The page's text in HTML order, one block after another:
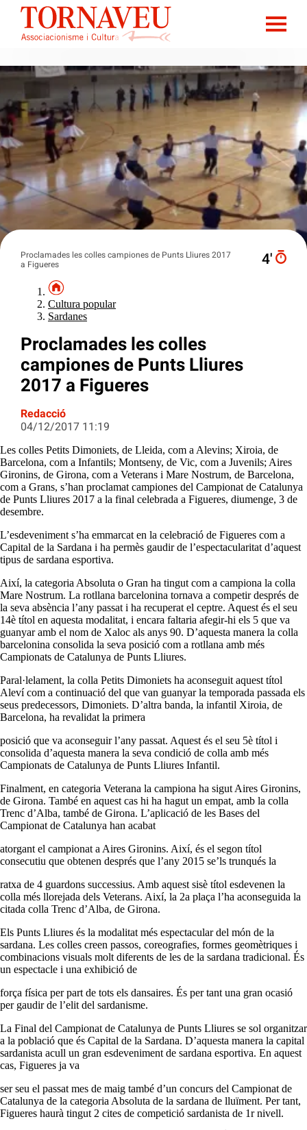
Proclamades les colles campiones de Punts Lliures 2017
a Figueres
4′
Cultura popular
Sardanes
Proclamades les colles
campiones de Punts Lliures
2017 a Figueres
Redacció
04/12/2017 11:19
Les colles Petits Dimoniets, de Lleida, com a Alevins; Xiroia, de
Barcelona, com a Infantils; Montseny, de Vic, com a Juvenils; Aires
Gironins, de Girona, com a Veterans i Mare Nostrum, de Barcelona,
com a Grans, s’han proclamat campiones del Campionat de Catalunya
de Punts Lliures 2017 a la final celebrada a Figueres, diumenge, 3 de
desembre.
L’esdeveniment s’ha emmarcat en la celebració de Figueres com a
Capital de la Sardana i ha permès gaudir de l’espectacularitat d’aquest
tipus de sardana esportiva.
Així, la categoria Absoluta o Gran ha tingut com a campiona la colla
Mare Nostrum. La rotllana barcelonina tornava a competir després de
la seva absència l’any passat i ha recuperat el ceptre. Aquest és el seu
14è títol en aquesta modalitat, i encara faltaria afegir-hi els 5 que va
guanyar amb el nom de Xaloc als anys 90. D’aquesta manera la colla
barcelonina consolida la seva posició com a rotllana amb més
Campionats de Catalunya de Punts Lliures.
Paral·lelament, la colla Petits Dimoniets ha aconseguit aquest títol
Aleví com a continuació del que van guanyar la temporada passada els
seus predecessors, Dimoniets. D’altra banda, la infantil Xiroia, de
Barcelona, ha revalidat la primera
posició que va aconseguir l’any passat. Aquest és el seu 5è títol i
consolida d’aquesta manera la seva condició de colla amb més
Campionats de Catalunya de Punts Lliures Infantil.
Finalment, en categoria Veterana la campiona ha sigut Aires Gironins,
de Girona. També en aquest cas hi ha hagut un empat, amb la colla
Trenc d’Alba, també de Girona. L’aplicació de les Bases del
Campionat de Catalunya han acabat
atorgant el campionat a Aires Gironins. Així, és el segon títol
consecutiu que obtenen després que l’any 2015 se’ls trunqués la
ratxa de 4 guardons successius. Amb aquest sisè títol esdevenen la
colla més llorejada dels Veterans. Així, la 2a plaça l’ha aconseguida la
citada colla Trenc d’Alba, de Girona.
Els Punts Lliures és la modalitat més espectacular del món de la
sardana. Les colles creen passos, coreografies, formes geomètriques i
combinacions visuals molt diferents de les de la sardana tradicional. És
un espectacle i una exhibició de
força física per part de tots els dansaires. És per tant una gran ocasió
per gaudir de l’elit del sardanisme.
La Final del Campionat de Catalunya de Punts Lliures se sol organitzar
a la població que és Capital de la Sardana. D’aquesta manera la capital
sardanista acull un gran esdeveniment de sardana esportiva. En aquest
cas, Figueres ja va
ser seu el passat mes de maig també d’un concurs del Campionat de
Catalunya de la categoria Absoluta de la sardana de lluïment. Per tant,
Figueres haurà tingut 2 cites de competició sardanista de 1r nivell.